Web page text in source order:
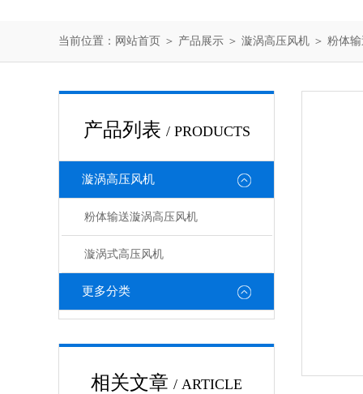
当前位置： 网站首页 ＞ 产品展示 ＞ 漩涡高压风机 ＞ 粉体
产品列表 / PRODUCTS
漩涡高压风机
粉体输送漩涡高压风机
漩涡式高压风机
更多分类
相关文章 / ARTICLE